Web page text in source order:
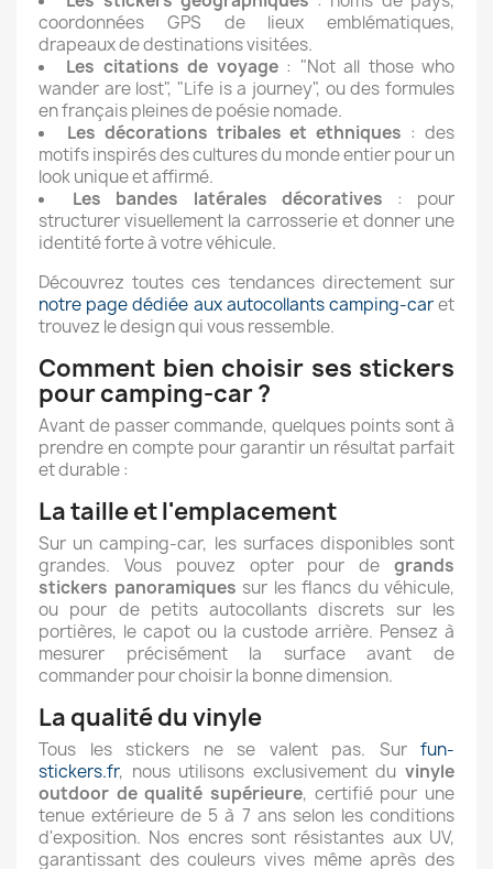
coordonnées GPS de lieux emblématiques,
drapeaux de destinations visitées.
Les citations de voyage: "Not all those who
wander are lost", "Life is a journey", ou des formules
en français pleines de poésie nomade.
Les décorations tribales et ethniques : des
motifs inspirés des cultures du monde entier pour un
look unique et affirmé.
Les bandes latérales décoratives : pour
structurer visuellement la carrosserie et donner une
identité forte à votre véhicule.
Découvrez toutes ces tendances directement sur
notre page dédiée aux autocollants camping-caret
trouvez le design qui vous ressemble.
Comment bien choisir ses stickers
pour camping-car ?
Avant de passer commande, quelques points sont à
prendre en compte pour garantir un résultat parfait
et durable :
La taille et l'emplacement
Sur un camping-car, les surfaces disponibles sont
grandes. Vous pouvez opter pour de grands
stickers panoramiques sur les flancs du véhicule,
ou pour de petits autocollants discrets sur les
portières, le capot ou la custode arrière. Pensez à
mesurer précisément la surface avant de
commander pour choisir la bonne dimension.
La qualité du vinyle
Tous les stickers ne se valent pas. Sur fun-
stickers.fr, nous utilisons exclusivement du vinyle
outdoor de qualité supérieure, certifié pour une
tenue extérieure de 5 à 7 ans selon les conditions
d'exposition. Nos encres sont résistantes aux UV,
garantissant des couleurs vives même après des